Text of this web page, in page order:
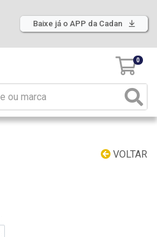
Baixe já o APP da Cadan
0
VOLTAR